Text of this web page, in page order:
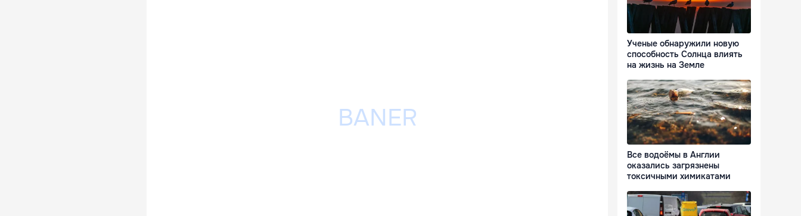
Ученые обнаружили новую
способность Солнца влиять
на жизнь на Земле
Все водоёмы в Англии
оказались загрязнены
токсичными химикатами